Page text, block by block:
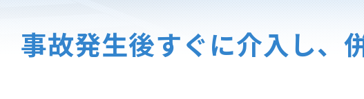
離婚問
事故発生後すぐに介入し、